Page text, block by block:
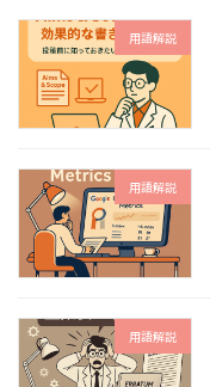
用語解説
用語解説
用語解説